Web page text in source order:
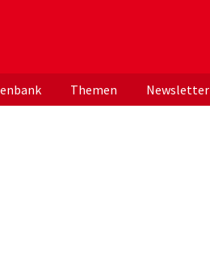
ApothekerInnen
Themen Newsletter